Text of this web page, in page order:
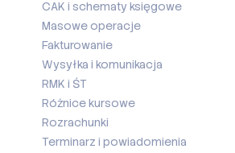
CAK i schematy księgowe
Masowe operacje
Fakturowanie
Wysyłka i komunikacja
RMK i ŚT
Różnice kursowe
Rozrachunki
Terminarz i powiadomienia